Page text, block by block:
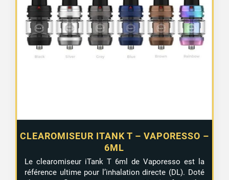
CLEAROMISEUR ITANK T – VAPORESSO –
6ML
Le clearomiseur iTank T 6ml de Vaporesso est la
référence ultime pour l’inhalation directe (DL). Doté